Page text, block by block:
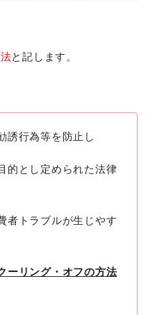
と記します。
誘行為等を防止し
的とし定められた法律
者トラブルが生じやす
ーリング・オフの方法